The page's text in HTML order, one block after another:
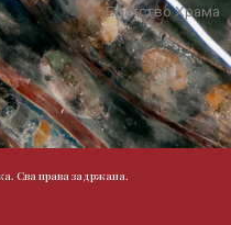
Братство Храма
Сва права задржана.